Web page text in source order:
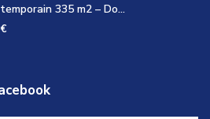
335 m2 – Do...